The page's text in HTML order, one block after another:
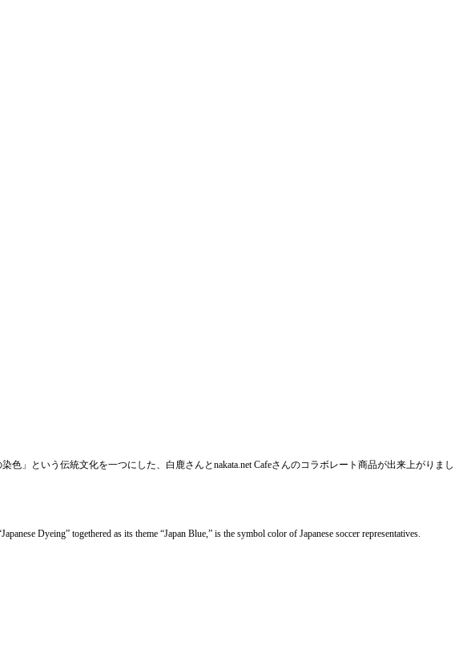
」という伝統文化を一つにした、白鹿さんとnakata.net Cafeさんのコラボレート商品が出来上がりまし
Dyeing” togethered as its theme “Japan Blue,” is the symbol color of Japanese soccer representatives.